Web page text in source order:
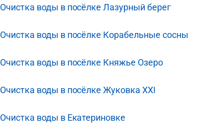
Очистка воды в посёлке Лазурный берег
Очистка воды в посёлке Корабельные сосны
Очистка воды в посёлке Княжье Озеро
Очистка воды в посёлке Жуковка XXI
Очистка воды в Екатериновке